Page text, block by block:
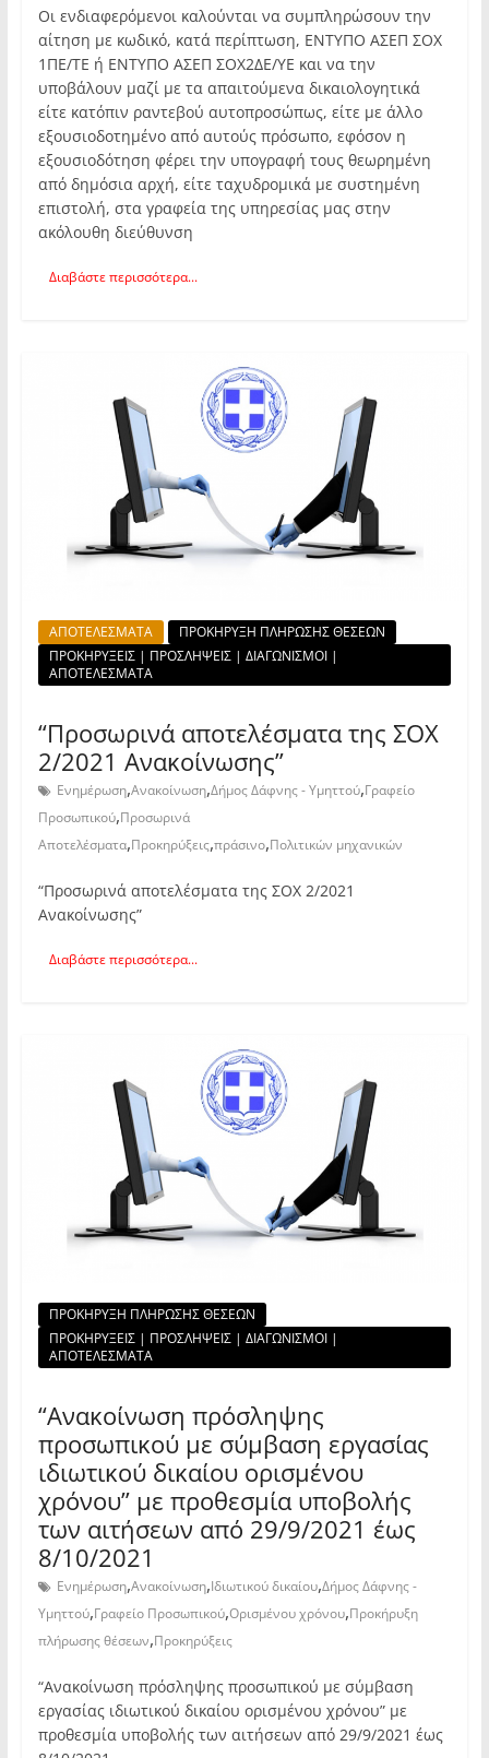
Οι ενδιαφερόμενοι καλούνται να συμπληρώσουν την
αίτηση με κωδικό, κατά περίπτωση, ΕΝΤΥΠΟ ΑΣΕΠ ΣΟΧ
1ΠΕ/ΤΕ ή ΕΝΤΥΠΟ ΑΣΕΠ ΣΟΧ2ΔΕ/ΥΕ και να την
υποβάλουν μαζί με τα απαιτούμενα δικαιολογητικά
είτε κατόπιν ραντεβού αυτοπροσώπως, είτε με άλλο
εξουσιοδοτημένο από αυτούς πρόσωπο, εφόσον η
εξουσιοδότηση φέρει την υπογραφή τους θεωρημένη
από δημόσια αρχή, είτε ταχυδρομικά με συστημένη
επιστολή, στα γραφεία της υπηρεσίας μας στην
ακόλουθη διεύθυνση
Διαβάστε περισσότερα...
ΑΠΟΤΕΛΕΣΜΑΤΑ
ΠΡΟΚΗΡΥΞΗ ΠΛΗΡΩΣΗΣ ΘΕΣΕΩΝ
ΠΡΟΚΗΡΥΞΕΙΣ | ΠΡΟΣΛΗΨΕΙΣ | ΔΙΑΓΩΝΙΣΜΟΙ |
ΑΠΟΤΕΛΕΣΜΑΤΑ
“Προσωρινά αποτελέσματα της ΣΟΧ
2/2021 Ανακοίνωσης”
Ενημέρωση,Ανακοίνωση,Δήμος Δάφνης - Υμηττού,Γραφείο
Προσωπικού,Προσωρινά
Αποτελέσματα,Προκηρύξεις,πράσινο,Πολιτικών μηχανικών
“Προσωρινά αποτελέσματα της ΣΟΧ 2/2021
Ανακοίνωσης”
Διαβάστε περισσότερα...
ΠΡΟΚΗΡΥΞΗ ΠΛΗΡΩΣΗΣ ΘΕΣΕΩΝ
ΠΡΟΚΗΡΥΞΕΙΣ | ΠΡΟΣΛΗΨΕΙΣ | ΔΙΑΓΩΝΙΣΜΟΙ |
ΑΠΟΤΕΛΕΣΜΑΤΑ
“Ανακοίνωση πρόσληψης
προσωπικού με σύμβαση εργασίας
ιδιωτικού δικαίου ορισμένου
χρόνου” με προθεσμία υποβολής
των αιτήσεων από 29/9/2021 έως
8/10/2021
Ενημέρωση,Ανακοίνωση,Ιδιωτικού δικαίου,Δήμος Δάφνης -
Υμηττού,Γραφείο Προσωπικού,Ορισμένου χρόνου,Προκήρυξη
πλήρωσης θέσεων,Προκηρύξεις
“Ανακοίνωση πρόσληψης προσωπικού με σύμβαση
εργασίας ιδιωτικού δικαίου ορισμένου χρόνου” με
προθεσμία υποβολής των αιτήσεων από 29/9/2021 έως